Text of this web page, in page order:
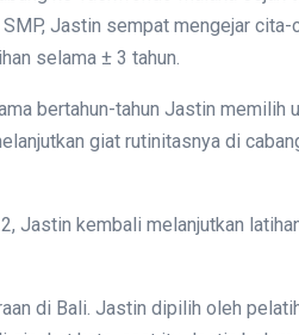
Jastin sempat mengejar cita-
selama ± 3 tahun.
bertahun-tahun Jastin memilih
giat rutinitasnya di
Jastin kembali melanjutkan
di Bali. Jastin dipilih oleh